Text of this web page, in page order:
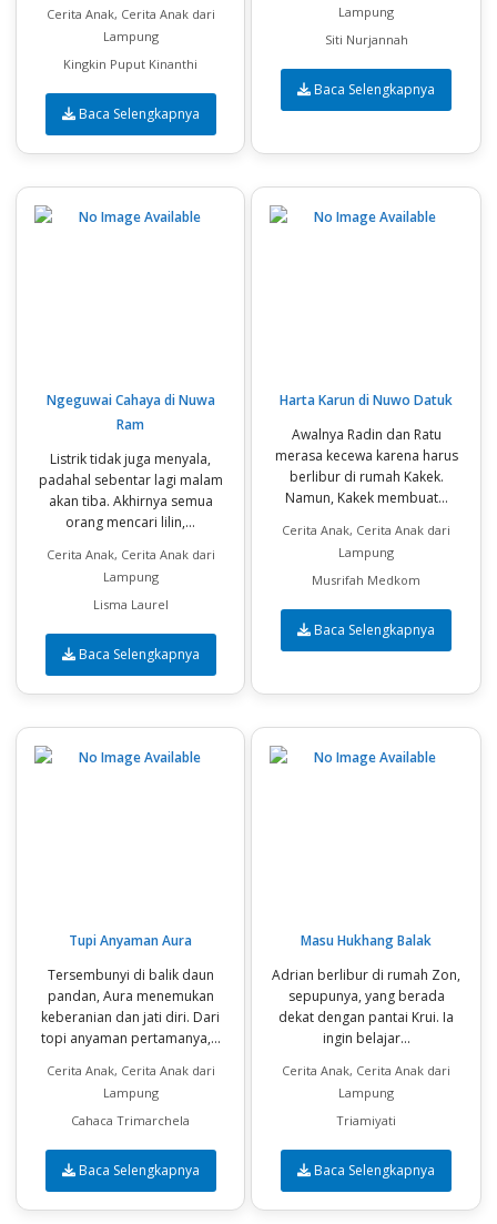
Cerita Anak, Cerita Anak dari
Lampung
Kingkin Puput Kinanthi
Baca Selengkapnya
Lampung
Siti Nurjannah
Baca Selengkapnya
Ngeguwai Cahaya di Nuwa
Ram
Listrik tidak juga menyala,
padahal sebentar lagi malam
akan tiba. Akhirnya semua
orang mencari lilin,...
Cerita Anak, Cerita Anak dari
Lampung
Lisma Laurel
Baca Selengkapnya
Harta Karun di Nuwo Datuk
Awalnya Radin dan Ratu
merasa kecewa karena harus
berlibur di rumah Kakek.
Namun, Kakek membuat...
Cerita Anak, Cerita Anak dari
Lampung
Musrifah Medkom
Baca Selengkapnya
Tupi Anyaman Aura
Tersembunyi di balik daun
pandan, Aura menemukan
keberanian dan jati diri. Dari
topi anyaman pertamanya,...
Cerita Anak, Cerita Anak dari
Lampung
Cahaca Trimarchela
Baca Selengkapnya
Masu Hukhang Balak
Adrian berlibur di rumah Zon,
sepupunya, yang berada
dekat dengan pantai Krui. Ia
ingin belajar...
Cerita Anak, Cerita Anak dari
Lampung
Triamiyati
Baca Selengkapnya